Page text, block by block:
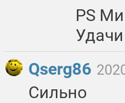
PS
Qserg86
Сильно